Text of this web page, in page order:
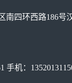
南四环西路186号
手机：